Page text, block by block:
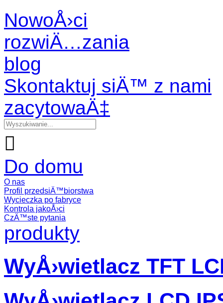
NowoÅ›ci
rozwiÄ…zania
blog
Skontaktuj siÄ™ z nami
zacytowaÄ‡

Do domu
O nas
Profil przedsiÄ™biorstwa
Wycieczka po fabryce
Kontrola jakoÅ›ci
CzÄ™ste pytania
produkty
WyÅ›wietlacz TFT